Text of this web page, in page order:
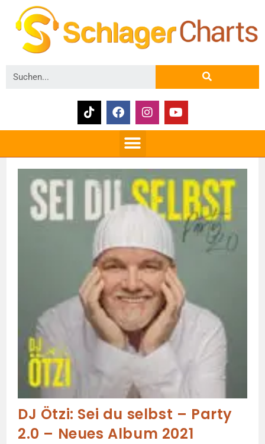
DJ Ötzi: Sei du selbst – Party
2.0 – Neues Album 2021